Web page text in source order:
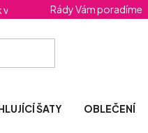
vybrat správnou velikost šatů
Rády Vám poradíme
ŠATY OBLEČENÍ